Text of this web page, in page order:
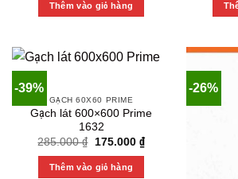
285.000 ₫.
Thêm vào giỏ hàng
-39%
GẠCH 60X60 PRIME
Gạch lát 600×600 Prime
1632
285.000₫
Original
was:
285.000 ₫.
175.000 ₫Current
price
Thêm vào giỏ hàng
-26%